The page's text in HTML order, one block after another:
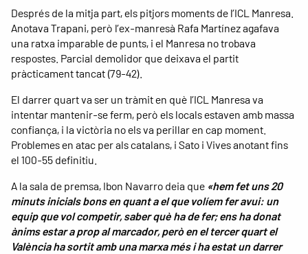
Després de la mitja part, els pitjors moments de l’ICL Manresa.
Anotava Trapani, però l’ex-manresà Rafa Martínez agafava
una ratxa imparable de punts, i el Manresa no trobava
respostes. Parcial demolidor que deixava el partit
pràcticament tancat (79-42).
El darrer quart va ser un tràmit en què l’ICL Manresa va
intentar mantenir-se ferm, però els locals estaven amb massa
confiança, i la victòria no els va perillar en cap moment.
Problemes en atac per als catalans, i Sato i Vives anotant fins
el 100-55 definitiu.
A la sala de premsa, Ibon Navarro deia que «hem fet uns 20
minuts inicials bons en quant a el que volíem fer avui: un
equip que vol competir, saber què ha de fer; ens ha donat
ànims estar a prop al marcador, però en el tercer quart el
València ha sortit amb una marxa més i ha estat un darrer